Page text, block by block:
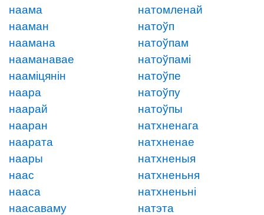
наама
нааман
наамана
нааманавае
нааміцянін
наара
наарай
нааран
наарата
наары
наас
нааса
наасаваму
натомленай
натоўп
натоўпам
натоўпамі
натоўпе
натоўпу
натоўпы
натхненага
натхненае
натхненыя
натхненьня
натхненьні
натэта